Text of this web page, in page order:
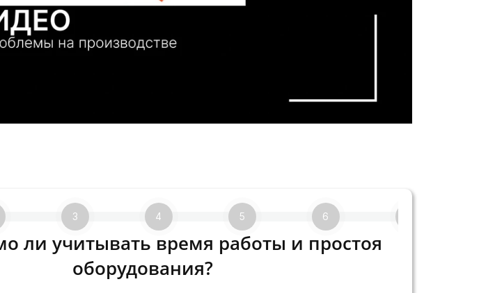
3 4 5 6
ли учитывать время работы и простоя
оборудования?